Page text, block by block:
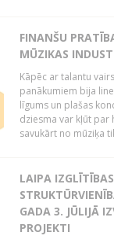
FINANŠU
MŪZIKAS
Kāpēc ar talantu
panākumiem bija
līgums un plašas
dziesma var kļūt par
savukārt no mūziķa
LAIPA
GADA 3. JŪLIJĀ
PROJEKTI